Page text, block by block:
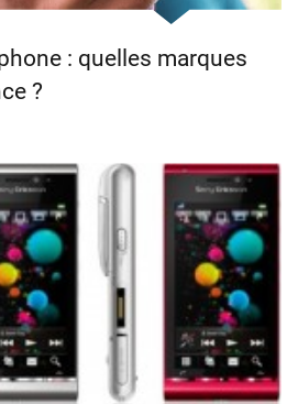
: quelles marques
?